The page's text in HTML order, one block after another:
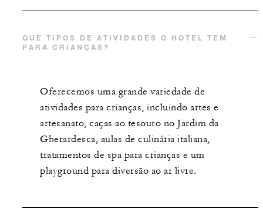
QUE TIPOS DE ATIVIDADES O HOTEL TEM
PARA CRIANÇAS?
Oferecemos uma grande variedade de
atividades para crianças, incluindo artes e
artesanato, caças ao tesouro no Jardim da
Gherardesca, aulas de culinária italiana,
tratamentos de spa para crianças e um
playground para diversão ao ar livre.